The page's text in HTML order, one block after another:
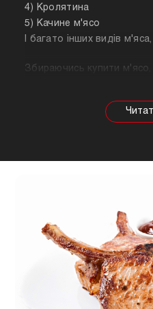
4) Кролятина
5) Качине м'ясо
І багато інших видів
Збираючись купити
залежності від тварини
будуть змінюватися, так
підійде для людей, які